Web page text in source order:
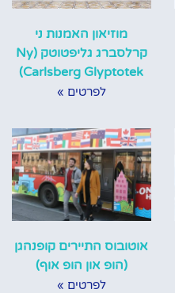
מוזיאון האמנות ני
קרלסברג גליפטוטק (Ny
Carlsberg Glyptotek)
לפרטים »
אוטובוס התיירים קופנהגן
(הופ און הופ אוף)
לפרטים »